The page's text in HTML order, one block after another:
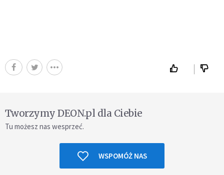
Tworzymy DEON.pl dla Ciebie
Tu możesz nas wesprzeć.
WSPOMÓŻ NAS